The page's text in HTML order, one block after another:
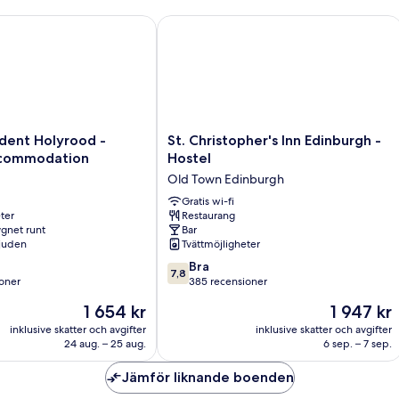
sängar
-
Holyrood -
runt
Priset
är
1 654 kr
1 654 kr
inklusive skatter och avgifter
24 aug. – 25 aug.
Holyrood - Campus Accommodation
St.
Christopher's
Edinburgh
-
Hostel
Old
Town
Edinburgh
St. Christopher's Inn Edinburgh -
Hostel
Old Town Edinburgh
Gratis wi-fi
Restaurang
Bar
Tvättmöjligheter
7.8
av
7,8 Bra
385 recensioner
Priset
är
1 947 kr
1 947 kr
inklusive skatter och avgifter
6 sep. – 7 sep.
St. Christopher's Inn Edinburgh -
Jämför liknande boenden